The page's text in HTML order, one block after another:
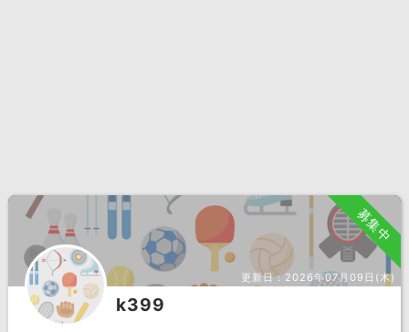
募集中
更新日：2026年07月09日(木)
k399